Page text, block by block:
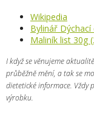
Wikipedia
Bylinář
Maliník list 30g
I když se věnujeme
průběžně mění, a tak se
dietetické informace.
výrobku.